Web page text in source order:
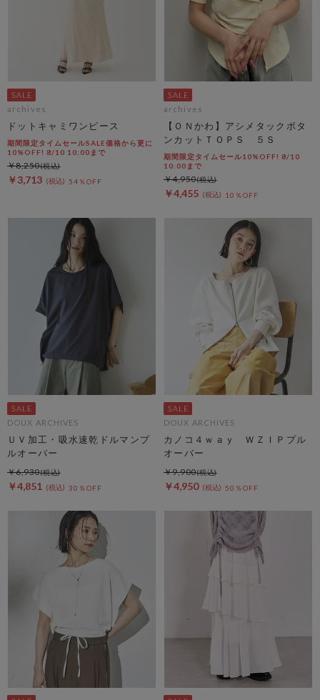
archives
ドットキャミワンピース
期間限定タイムセールSALE価格から更に
10%OFF! 8/10 10:00まで
￥3,713 54％OFF
￥8,250
archives
【ＯＮかわ】アシメタックボタ
ンカットＴＯＰＳ ５Ｓ
期間限定タイムセール10%OFF! 8/10
10:00まで
￥4,455 10％OFF
￥4,950
DOUX ARCHIVES
ＵＶ加工・吸水速乾ドルマンプ
ルオーバー
￥4,851 30％OFF
￥6,930
DOUX ARCHIVES
カノコ４ｗａｙ ＷＺＩＰプル
オーバー
￥4,950 50％OFF
￥9,900